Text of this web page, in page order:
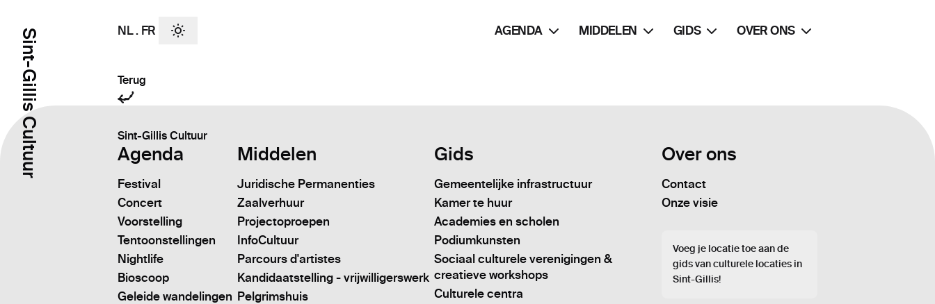
Sint-Gillis Cultuur NL . FR AGENDA MIDDELEN GIDS OVER ONS
Terug
Sint-Gillis Cultuur
Agenda
Festival
Concert
Voorstelling
Tentoonstellingen
Nightlife
Bioscoop
Geleide wandelingen
Middelen
Juridische Permanenties
Zaalverhuur
Projectoproepen
InfoCultuur
Parcours d'artistes
Kandidaatstelling - vrijwilligerswerk
Pelgrimshuis
Gids
Gemeentelijke infrastructuur
Kamer te huur
Academies en scholen
Podiumkunsten
Sociaal culturele verenigingen &
creatieve workshops
Culturele centra
Over ons
Contact
Onze visie
Voeg je locatie toe aan de
gids van culturele locaties in
Sint-Gillis!